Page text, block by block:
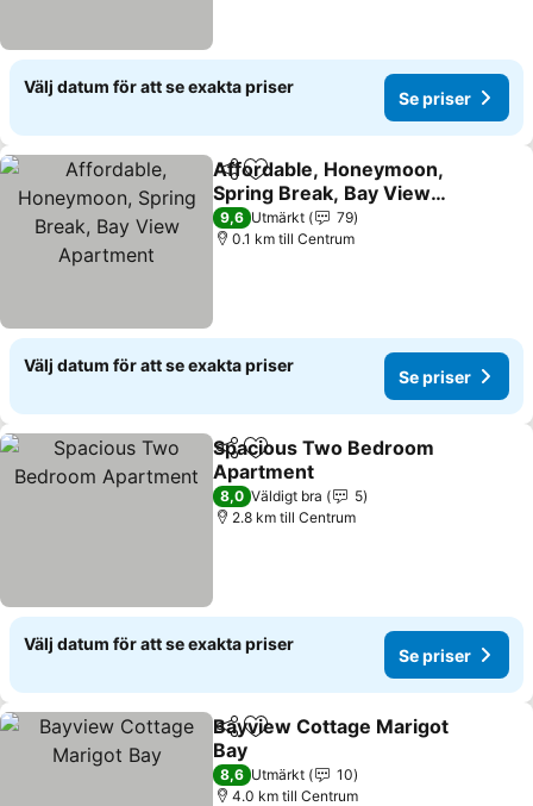
Välj datum för att se exakta priser
Se priser
Dela Lägg till i Mina Favoriter
Affordable, Honeymoon,
Spring Break, Bay View
Apartment
9,6 Utmärkt
79
0.1 km till Centrum
Välj datum för att se exakta priser
Se priser
Dela Lägg till i Mina Favoriter
Spacious Two Bedroom
Apartment
8,0 Väldigt bra
5
2.8 km till Centrum
Välj datum för att se exakta priser
Se priser
Dela Lägg till i Mina Favoriter
Bayview Cottage Marigot
Bay
8,6 Utmärkt
10
4.0 km till Centrum